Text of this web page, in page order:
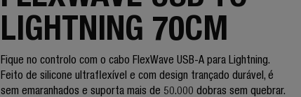
LIGHTNING 70CM
Fique no controlo com o cabo FlexWave USB-A para Lightning.
Feito de silicone ultraflexível e com design trançado durável, é
sem emaranhados e suporta mais de 50.000 dobras sem quebrar.